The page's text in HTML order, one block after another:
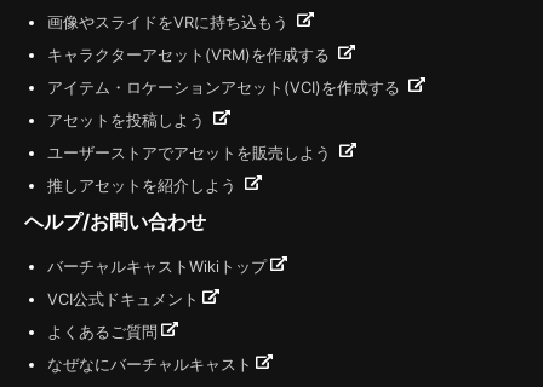
画像やスライドをVRに持ち込もう
キャラクターアセット(VRM)を作成する
アイテム・ロケーションアセット(VCI)を作成する
アセットを投稿しよう
ユーザーストアでアセットを販売しよう
推しアセットを紹介しよう
ヘルプ/お問い合わせ
バーチャルキャストWikiトップ
VCI公式ドキュメント
よくあるご質問
なぜなにバーチャルキャスト